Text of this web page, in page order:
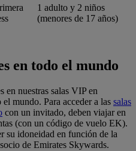
1 adulto y 2 niños
(menores de 17 años)
en todo el mundo
en nuestras salas VIP en
mundo. Para acceder a las salas
con un invitado, deben viajar en
(con un código de vuelo EK).
su idoneidad en función de la
de Emirates Skywards.